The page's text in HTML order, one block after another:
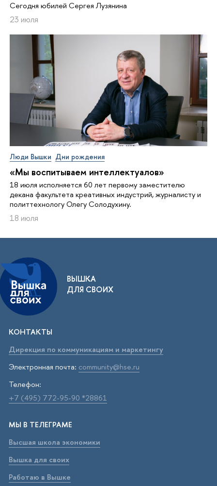
Сегодня юбилей Сергея Лузянина
23 июля
Люди Вышки Дни рождения
«Мы воспитываем интеллектуалов»
18 июля исполняется 60 лет первому заместителю
декана факультета креативных индустрий, журналисту и
политтехнологу Олегу Солодухину.
18 июля
ВЫШКА
ДЛЯ СВОИХ
КОНТАКТЫ
Дирекция по коммуникациям и маркетингу
Электронная почта: community@hse.ru
Телефон:
+7 (495) 772-95-90 *28861
МЫ В ТЕЛЕГРАМЕ
Высшая школа экономики
Вышка для своих
Работаю в Вышке